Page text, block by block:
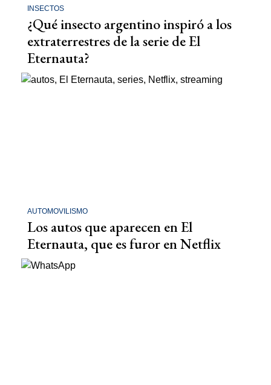
INSECTOS
¿Qué insecto argentino inspiró a los
extraterrestres de la serie de El
Eternauta?
AUTOMOVILISMO
Los autos que aparecen en El
Eternauta, que es furor en Netflix